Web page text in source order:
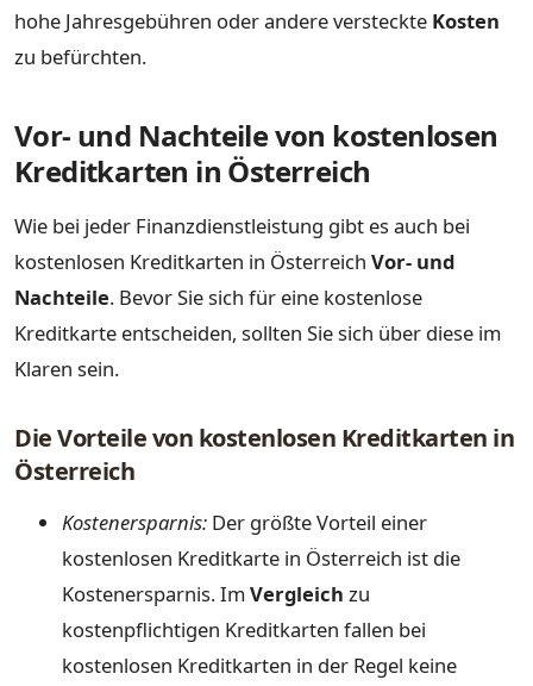
hohe Jahresgebühren oder andere versteckte Kosten
zu befürchten.
Vor- und Nachteile von kostenlosen
Kreditkarten in Österreich
Wie bei jeder Finanzdienstleistung gibt es auch bei
kostenlosen Kreditkarten in Österreich Vor- und
Nachteile. Bevor Sie sich für eine kostenlose
Kreditkarte entscheiden, sollten Sie sich über diese im
Klaren sein.
Die Vorteile von kostenlosen Kreditkarten in
Österreich
Kostenersparnis: Der größte Vorteil einer
kostenlosen Kreditkarte in Österreich ist die
Kostenersparnis. ImVergleich zu
kostenpflichtigen Kreditkarten fallen bei
kostenlosen Kreditkarten in der Regel keine